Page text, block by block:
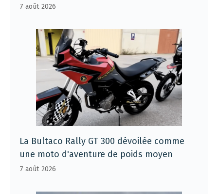
7 août 2026
La Bultaco Rally GT 300 dévoilée comme
une moto d'aventure de poids moyen
7 août 2026